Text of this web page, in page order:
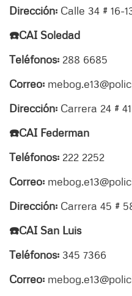
Dirección: Calle 34 # 16-
☎️CAI Soledad
Teléfonos: 288 6685
Correo:
Dirección: Carrera 24 #
☎️CAI Federman
Teléfonos: 222 2252
Correo:
Dirección: Carrera 45 #
☎️CAI San Luis
Teléfonos: 345 7366
Correo: